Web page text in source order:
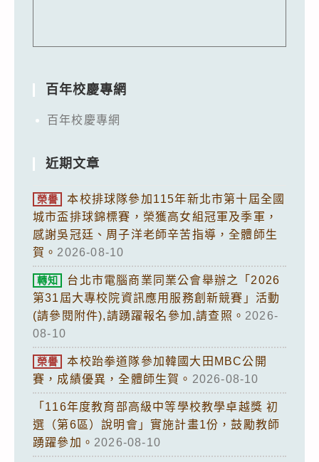
百年校慶專網
百年校慶專網
近期文章
榮譽
本校排球隊參加115年新北市第十屆全國
城市盃排球錦標賽，榮獲高女組冠軍及季軍，
感謝吳冠廷、周子洋老師辛苦指導，全體師生
賀。 2026-08-10
轉知
台北市電腦商業同業公會舉辦之「2026
第31屆大專校院資訊應用服務創新競賽」活動
(請參閱附件),請踴躍報名參加,請查照。 2026-
08-10
榮譽
本校跆拳道隊參加韓國大田MBC公開
賽，成績優異，全體師生賀。 2026-08-10
「116年度教育部高級中等學校教學卓越獎 初
選（第6區）說明會」實施計畫1份，鼓勵教師
踴躍參加。 2026-08-10